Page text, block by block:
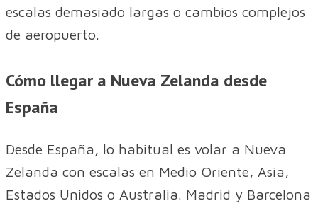
escalas demasiado largas o cambios complejos
de aeropuerto.
Cómo llegar a Nueva Zelanda desde
España
Desde España, lo habitual es volar a Nueva
Zelanda con escalas en Medio Oriente, Asia,
Estados Unidos o Australia. Madrid y Barcelona